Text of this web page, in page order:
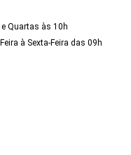
Quartas às 10h
à Sexta-Feira das 09h